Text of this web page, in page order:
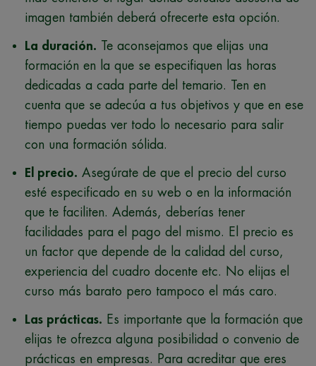
imagen también deberá ofrecerte esta opción.
La duración. Te aconsejamos que elijas una
formación en la que se especifiquen las horas
dedicadas a cada parte del temario. Ten en
cuenta que se adecúa a tus objetivos y que en ese
tiempo puedas ver todo lo necesario para salir
con una formación sólida.
El precio. Asegúrate de que el precio del curso
esté especificado en su web o en la información
que te faciliten. Además, deberías tener
facilidades para el pago del mismo. El precio es
un factor que depende de la calidad del curso,
experiencia del cuadro docente etc. No elijas el
curso más barato pero tampoco el más caro.
Las prácticas. Es importante que la formación que
elijas te ofrezca alguna posibilidad o convenio de
prácticas en empresas. Para acreditar que eres